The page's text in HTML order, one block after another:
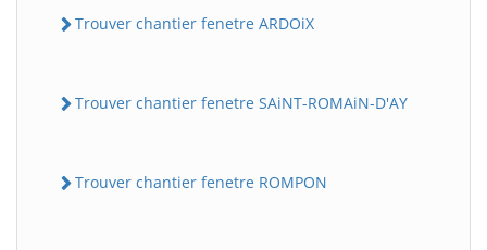
Trouver chantier fenetre ARDOiX
Trouver chantier fenetre SAiNT-ROMAiN-D'AY
Trouver chantier fenetre ROMPON